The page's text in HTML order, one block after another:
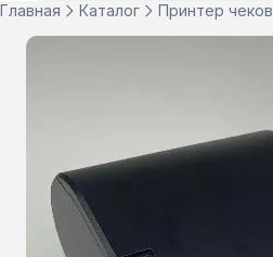
Главная Каталог Принтер чеков